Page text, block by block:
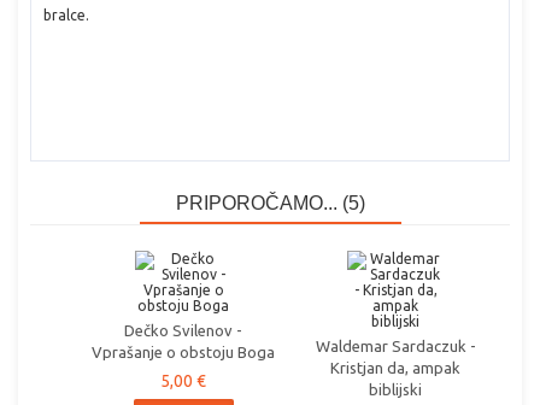
bralce.
PRIPOROČAMO... (5)
Dečko Svilenov -
Vprašanje o obstoju Boga
5,00 €
Waldemar Sardaczuk -
Kristjan da, ampak
biblijski